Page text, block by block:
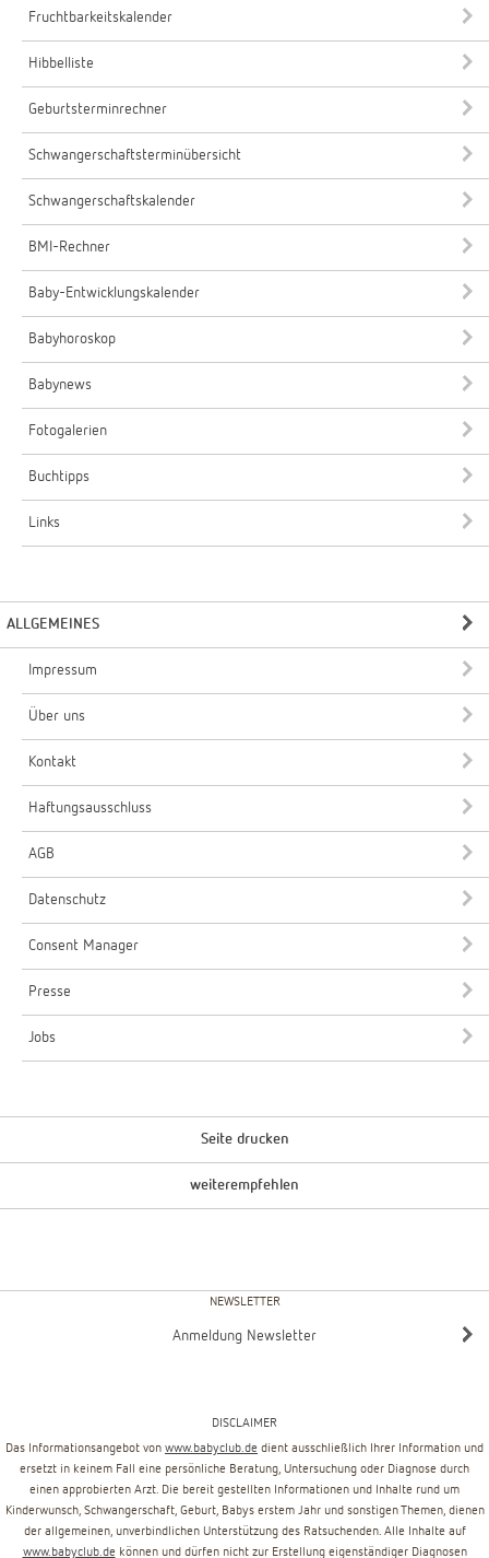
Fruchtbarkeitskalender
Hibbelliste
Geburtsterminrechner
Schwangerschaftsterminübersicht
Schwangerschaftskalender
BMI-Rechner
Baby-Entwicklungskalender
Babyhoroskop
Babynews
Fotogalerien
Buchtipps
Links
ALLGEMEINES
Impressum
Über uns
Kontakt
Haftungsausschluss
AGB
Datenschutz
Consent Manager
Presse
Jobs
Seite drucken
weiterempfehlen
NEWSLETTER
Anmeldung Newsletter
DISCLAIMER
Das Informationsangebot von www.babyclub.de dient ausschließlich Ihrer Information und
ersetzt in keinem Fall eine persönliche Beratung, Untersuchung oder Diagnose durch
einen approbierten Arzt. Die bereit gestellten Informationen und Inhalte rund um
Kinderwunsch, Schwangerschaft, Geburt, Babys erstem Jahr und sonstigen Themen, dienen
der allgemeinen, unverbindlichen Unterstützung des Ratsuchenden. Alle Inhalte auf
www.babyclub.de können und dürfen nicht zur Erstellung eigenständiger Diagnosen